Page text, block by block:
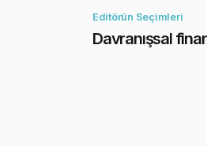
Editörün Seçimleri
Davranışsal